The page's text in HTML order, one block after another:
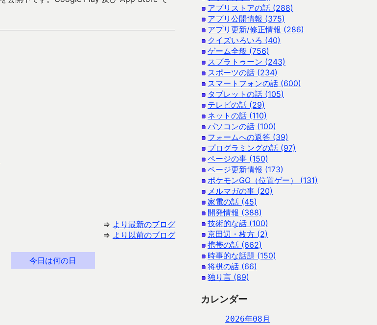
⇒ より最新のブログ
⇒ より以前のブログ
今日は何の日
アプリストアの話 (288)
アプリ公開情報 (375)
アプリ更新/修正情報 (286)
クイズいろいろ (40)
ゲーム全般 (756)
スプラトゥーン (243)
スポーツの話 (234)
スマートフォンの話 (600)
タブレットの話 (105)
テレビの話 (29)
ネットの話 (110)
パソコンの話 (100)
フォームへの返答 (39)
プログラミングの話 (97)
ページの事 (150)
ページ更新情報 (173)
ポケモンGO（位置ゲー） (131)
メルマガの事 (20)
家電の話 (45)
開発情報 (388)
技術的な話 (100)
京田辺・枚方 (2)
携帯の話 (662)
時事的な話題 (150)
将棋の話 (66)
独り言 (89)
カレンダー
2026年08月